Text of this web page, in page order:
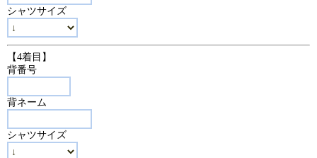
シャツサイズ
【4着目】
背番号
背ネーム
シャツサイズ